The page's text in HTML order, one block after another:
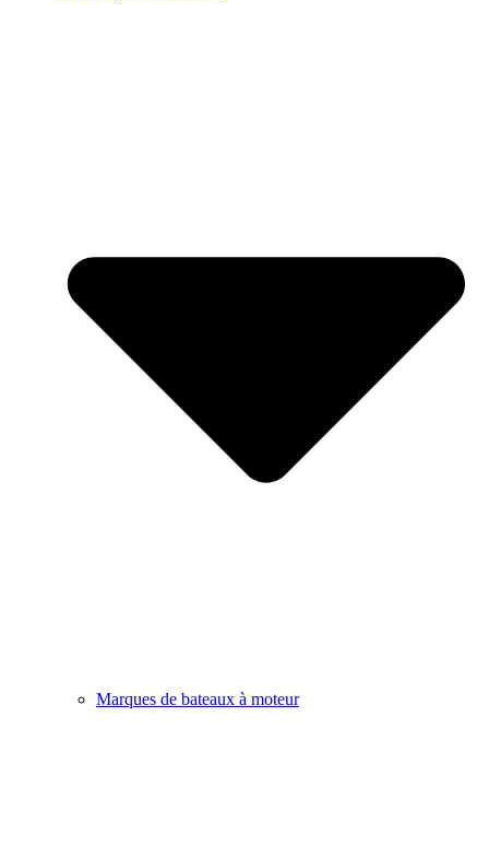
Marques de bateaux à moteur